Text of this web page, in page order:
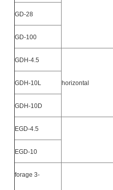
GD-28
GD-100
GDH-4.5
horizontal
GDH-10L
GDH-10D
EGD-4.5
EGD-10
forage 3-